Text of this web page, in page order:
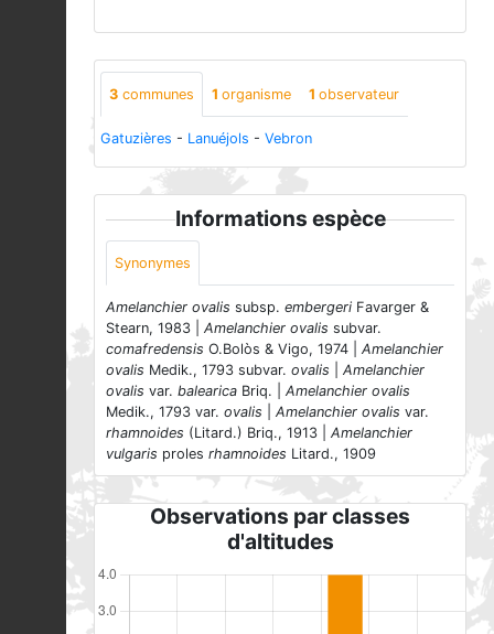
3 communes 1 organisme 1 observateur
Gatuzières - Lanuéjols - Vebron
Informations espèce
Synonymes
Amelanchier ovalis subsp. embergeri Favarger &
Stearn, 1983 | Amelanchier ovalis subvar.
comafredensis O.Bolòs & Vigo, 1974 | Amelanchier
ovalis Medik., 1793 subvar. ovalis
Amelanchier
ovalis var. balearica Briq. | Amelanchier ovalis
Medik., 1793 var. ovalis Amelanchier ovalis var.
rhamnoides (Litard.) Briq., 1913 | Amelanchier
vulgaris proles rhamnoides Litard., 1909
Observations par classes
d'altitudes